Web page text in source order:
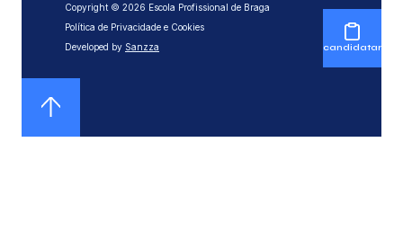
Copyright © 2026 Escola Profissional de Braga
Política de Privacidade e Cookies
Developed by Sanzza candidatar